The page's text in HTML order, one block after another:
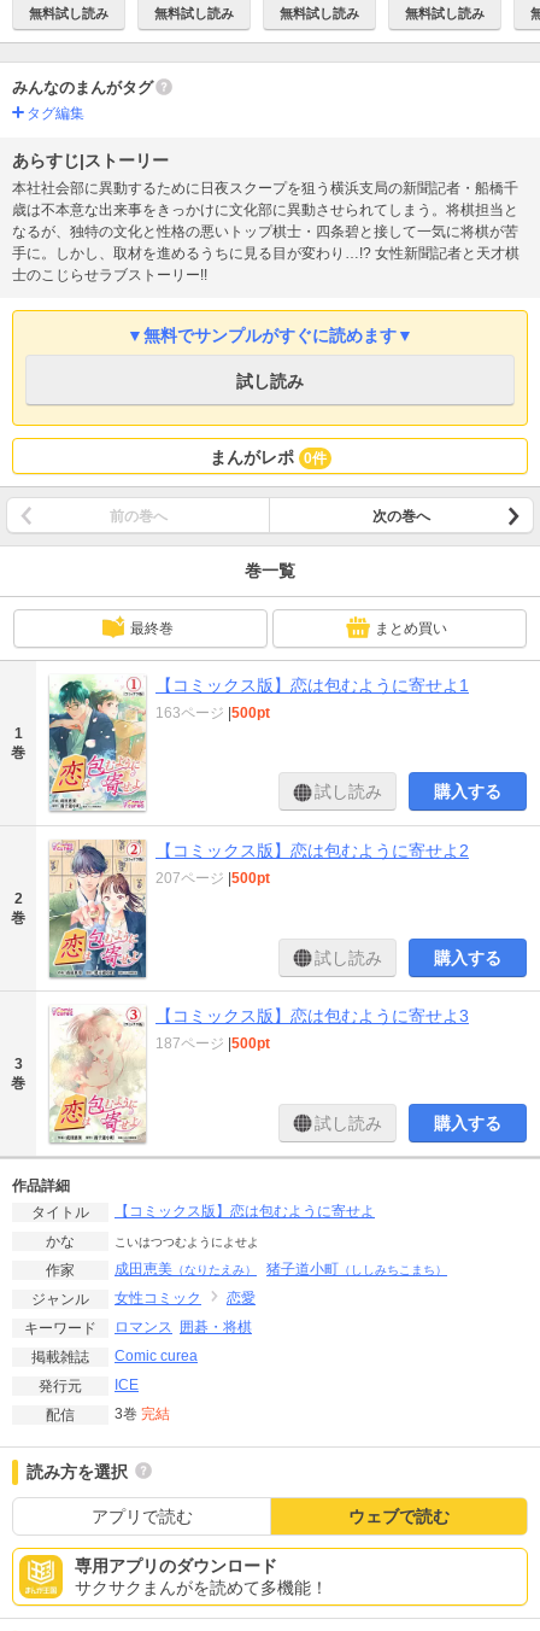
無料試し読み 無料試し読み 無料試し読み 無料試し読み
みんなのまんがタグ
タグ編集
あらすじ|ストーリー
本社社会部に異動するために日夜スクープを狙う横浜支局の新聞記者・船橋千
歳は不本意な出来事をきっかけに文化部に異動させられてしまう。将棋担当と
なるが、独特の文化と性格の悪いトップ棋士・四条碧と接して一気に将棋が苦
手に。しかし、取材を進めるうちに見る目が変わり…!? 女性新聞記者と天才棋
士のこじらせラブストーリー!!
▼無料でサンプルがすぐに読めます▼
試し読み
まんがレポ 0件
前の巻へ 次の巻へ
巻一覧
最終巻 まとめ買い
1
巻
【コミックス版】恋は包むように寄せよ1
163ページ |500pt
試し読み 購入する
2
巻
【コミックス版】恋は包むように寄せよ2
207ページ |500pt
試し読み 購入する
3
巻
【コミックス版】恋は包むように寄せよ3
187ページ |500pt
試し読み 購入する
作品詳細
タイトル
【コミックス版】恋は包むように寄せよ
かな
こいはつつむようによせよ
作家 成田恵美 （なりたえみ） 猪子道小町 （ししみちこまち）
ジャンル 女性コミック
恋愛
キーワード
ロマンス
囲碁・将棋
掲載雑誌
Comic curea
発行元
ICE
配信
3巻 完結
読み方を選択
アプリで読む ウェブで読む
専用アプリのダウンロード
サクサクまんがを読めて多機能！